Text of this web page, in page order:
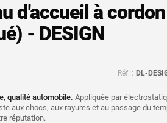
d'accueil à cordon
- DESIGN
Réf. : DL-
qualité automobile. Appliquée par
aux chocs, aux rayures et au passage du
réputation.